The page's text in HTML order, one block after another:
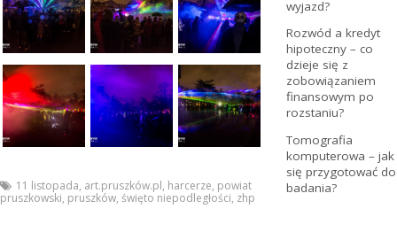
11 listopada, art.pruszków.pl, harcerze, powiat
pruszkowski, pruszków, święto niepodległości, zhp
wyjazd?
Rozwód a kredyt
hipoteczny – co
dzieje się z
zobowiązaniem
finansowym po
rozstaniu?
Tomografia
komputerowa – jak
się przygotować do
badania?